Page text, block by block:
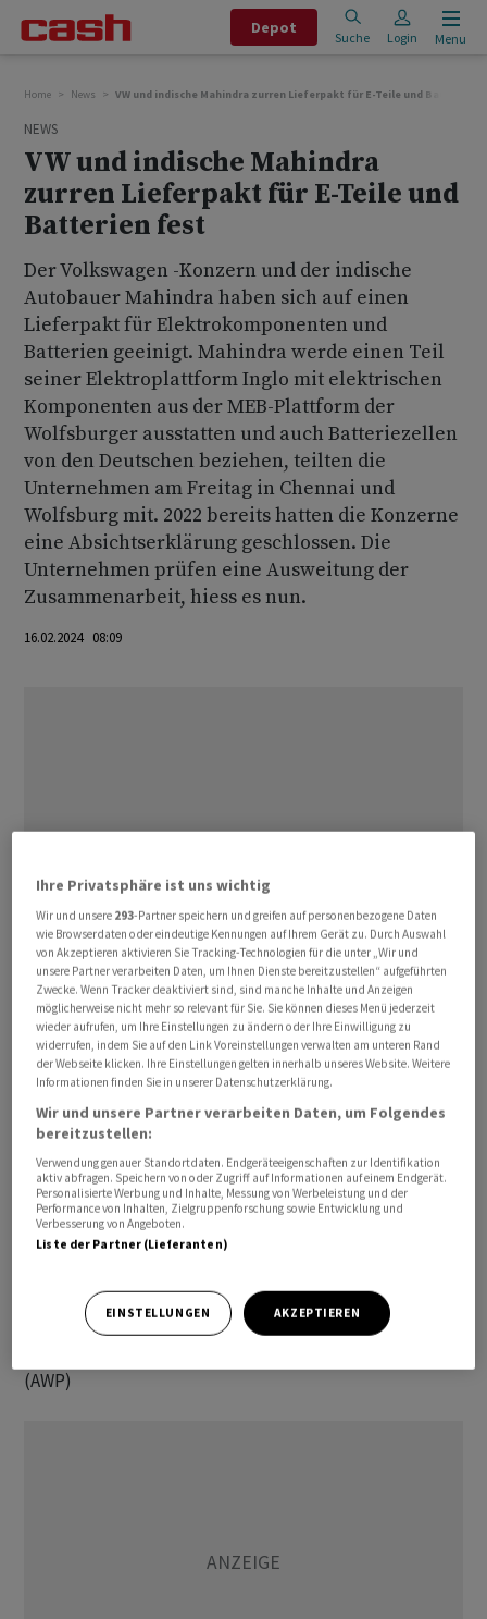
Depot
Suche Login Menu
Home News VW und indische Mahindra zurren Lieferpakt für E-Teile und Batterien
NEWS
VW und indische Mahindra
zurren Lieferpakt für E-Teile und
Batterien fest
Der Volkswagen -Konzern und der indische
Autobauer Mahindra haben sich auf einen
Lieferpakt für Elektrokomponenten und
Batterien geeinigt. Mahindra werde einen Teil
seiner Elektroplattform Inglo mit elektrischen
Komponenten aus der MEB-Plattform der
Wolfsburger ausstatten und auch Batteriezellen
von den Deutschen beziehen, teilten die
Unternehmen am Freitag in Chennai und
Wolfsburg mit. 2022 bereits hatten die Konzerne
eine Absichtserklärung geschlossen. Die
Unternehmen prüfen eine Ausweitung der
Zusammenarbeit, hiess es nun.
16.02.2024 08:09
Mahindra werde der erste Partner sein, der die
sogenannte Einheitsbatteriezelle von VW einsetzt. Der
Liefervertrag hat eine Laufzeit von mehreren Jahren
und umfasst ein Gesamtvolumen von rund 50
Gigawattstunden (GWh) an Batteriekapazität.
Volkswagen baut derzeit drei eigene
Batteriezellfabriken, eine in Salzgitter, eine in Spanien
und eine in Kanada. Das Werk in Salzgitter etwa soll 2025
was nach VW-Angaben für rund 500 000 elektrische
Fahrzeuge reichen soll./men/ngu/jha/
(AWP)
Ihre Privatsphäre ist uns wichtig
Wir und unsere 293-Partner speichern und greifen auf personenbezogene Daten
wie Browserdaten oder eindeutige Kennungen auf Ihrem Gerät zu. Durch Auswahl
von Akzeptieren aktivieren Sie Tracking-Technologien für die unter „Wir und
unsere Partner verarbeiten Daten, um Ihnen Dienste bereitzustellen“ aufgeführten
Zwecke. Wenn Tracker deaktiviert sind, sind manche Inhalte und Anzeigen
möglicherweise nicht mehr so relevant für Sie. Sie können dieses Menü jederzeit
wieder aufrufen, um Ihre Einstellungen zu ändern oder Ihre Einwilligung zu
widerrufen, indem Sie auf den Link Voreinstellungen verwalten am unteren Rand
der Webseite klicken. Ihre Einstellungen gelten innerhalb unseres Website. Weitere
Informationen finden Sie in unserer Datenschutzerklärung.
Wir und unsere Partner verarbeiten Daten, um Folgendes
bereitzustellen:
Verwendung genauer Standortdaten. Endgeräteeigenschaften zur Identifikation
aktiv abfragen. Speichern von oder Zugriff auf Informationen auf einem Endgerät.
Personalisierte Werbung und Inhalte, Messung von Werbeleistung und der
Performance von Inhalten, Zielgruppenforschung sowie Entwicklung und
Verbesserung von Angeboten.
Liste der Partner (Lieferanten)
EINSTELLUNGEN AKZEPTIEREN